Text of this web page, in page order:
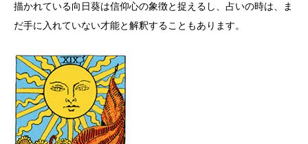
描かれている向日葵は信仰心の象徴と捉えるし、占いの時は、ま
だ手に入れていない才能と解釈することもあります。